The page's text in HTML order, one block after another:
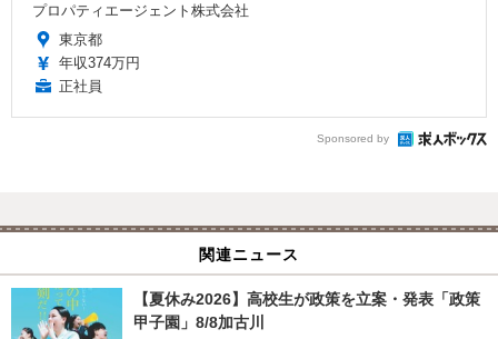
プロパティエージェント株式会社
東京都
年収374万円
正社員
Sponsored by
関連ニュース
【夏休み2026】高校生が政策を立案・発表「政策
甲子園」8/8加古川